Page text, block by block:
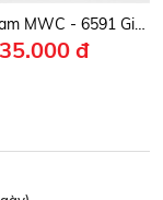
Giày mọi nam MWC - 6591 Giày Tây Nam,Mọi Nam Đế Cao Mũi Nhọn Da Lì Thời Trang Thanh Lịch
đ